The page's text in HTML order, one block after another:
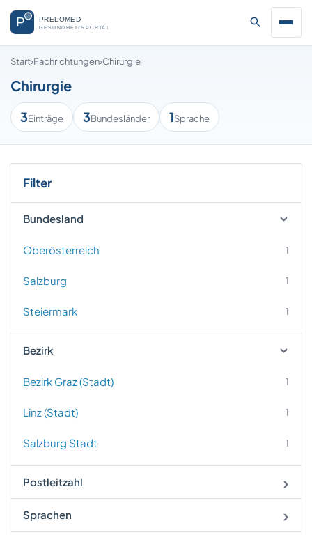
Start›Fachrichtungen›Chirurgie
Chirurgie
3Einträge 3Bundesländer 1Sprache
Filter
Bundesland
Oberösterreich 1
Salzburg 1
Steiermark 1
Bezirk
Bezirk Graz (Stadt) 1
Linz (Stadt) 1
Salzburg Stadt 1
Postleitzahl
Sprachen